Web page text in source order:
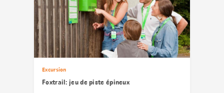
Excursion
Foxtrail: jeu de piste épineux